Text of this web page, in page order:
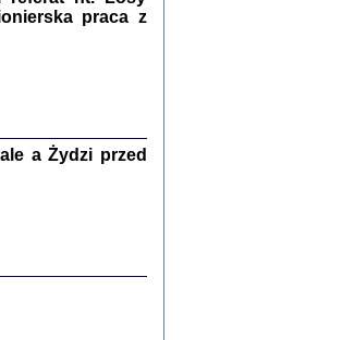
GODZINA ...
1943-1944 praca z
a Żydzi przed